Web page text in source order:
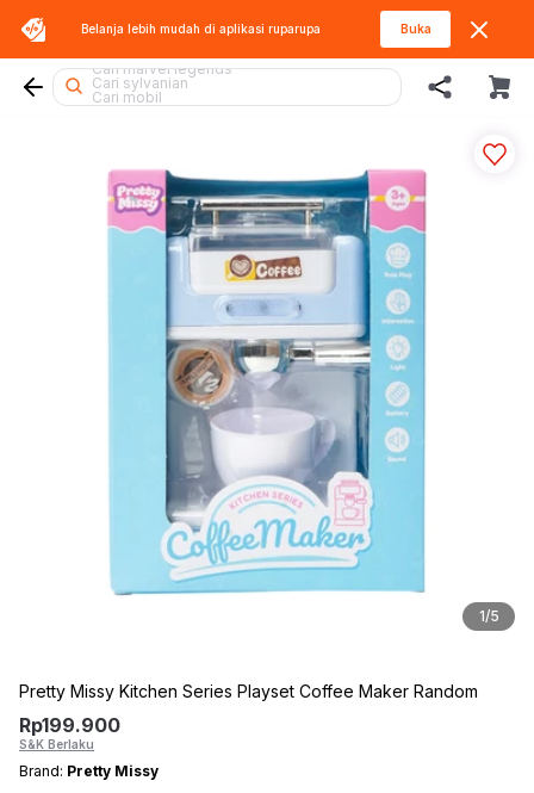
Belanja lebih mudah di aplikasi ruparupa Buka
Cari marvel legends
Cari sylvanian
Cari mobil
Cari thomas
Cari miffy
Cari fuggler
Cari blaster
Cari rolife sanrio
Cari lego
Cari barbie
Cari spiderman
Cari beyblade
Cari lego botanicals
Cari pokemon
Cari hot wheels
Cari blokees
1/5
Pretty Missy Kitchen Series Playset Coffee Maker Random
Rp199.900
S&K Berlaku
Brand: Pretty Missy